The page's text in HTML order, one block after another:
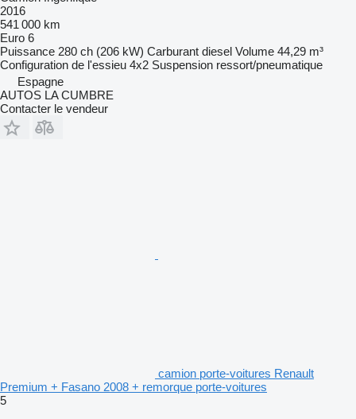
2016
541 000 km
Euro 6
Puissance 280 ch (206 kW) Carburant diesel Volume 44,29 m³
Configuration de l'essieu 4x2 Suspension ressort/pneumatique
Espagne
AUTOS LA CUMBRE
Contacter le vendeur
camion porte-voitures Renault
Premium + Fasano 2008 + remorque porte-voitures
5